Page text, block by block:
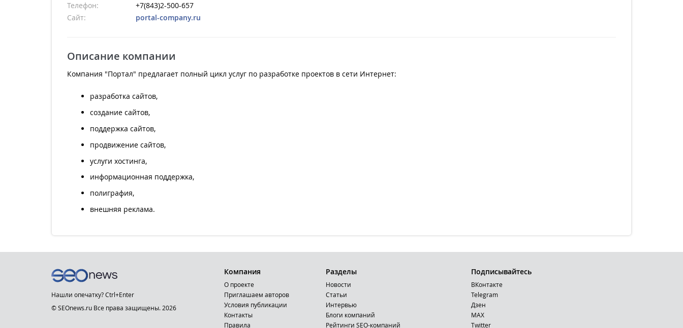
Телефон:
+7(843)2-500-657
Сайт:
portal-company.ru
Описание компании
Компания "Портал" предлагает полный цикл услуг по разработке проектов в сети Интернет:
разработка сайтов,
создание сайтов,
поддержка сайтов,
продвижение сайтов,
услуги хостинга,
информационная поддержка,
полиграфия,
внешняя реклама.
Нашли опечатку? Ctrl+Enter
© SEOnews.ru Все права защищены. 2026
Компания
О проекте
Приглашаем авторов
Условия публикации
Контакты
Правила
Разделы
Новости
Статьи
Интервью
Блоги компаний
Рейтинги SEO-компаний
Подписывайтесь
ВКонтакте
Telegram
Дзен
MAX
Тwitter